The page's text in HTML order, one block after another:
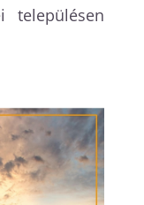
településen